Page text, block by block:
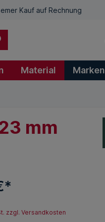
Kauf auf Rechnung
Material Marken
mm
zzgl. Versandkosten